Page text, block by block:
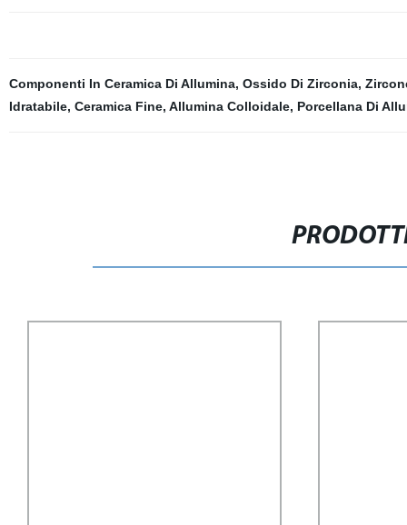
Componenti In Ceramica Di Allumina, Ossido Di Zirconia,
Idratabile, Ceramica Fine, Allumina Colloidale, Porcellana Di